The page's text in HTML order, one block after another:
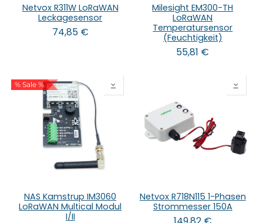
Netvox R311W LoRaWAN
Leckagesensor
74,85€
Milesight EM300-TH
LoRaWAN
Temperatursensor
(Feuchtigkeit)
55,81 €
% Sale %
NAS Kamstrup IM3060
LoRaWAN Multical Modul
I/II
Netvox R718N115 1-Phasen
Strommesser 150A